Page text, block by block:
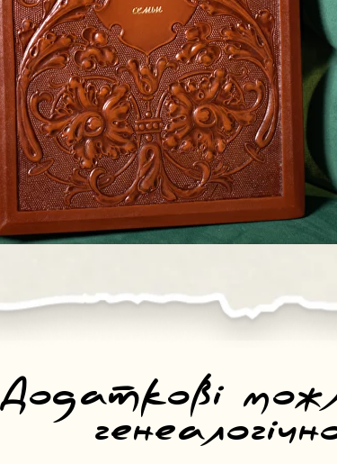
Додаткові